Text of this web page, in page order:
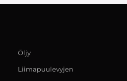
Öljy
Liimapuulevyjen